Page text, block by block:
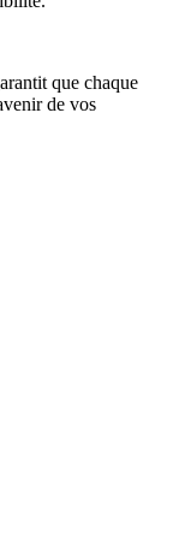
que chaque
de vos